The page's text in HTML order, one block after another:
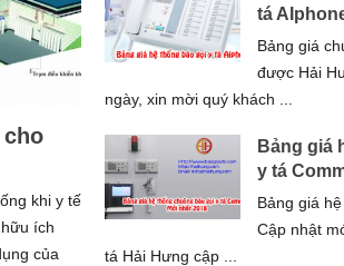
khi y tế
ích
của
tá
Bảng giá
được Hải
ngày, xin mời quý khách ...
Bảng giá
y tá
Bảng giá
Cập nhật
tá Hải Hưng cập ...